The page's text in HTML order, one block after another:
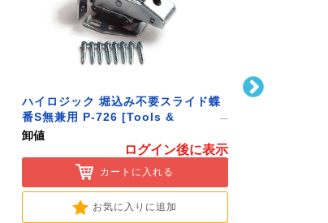
ハイロジック 堀込み不要スライド蝶
番S無兼用 P-726 [Tools &
Hardware]
卸値
ログイン後に表示
カートに入れる
お気に入りに追加